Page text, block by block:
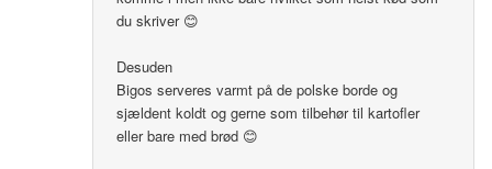
du skriver 😊
Desuden
Bigos serveres varmt på de polske borde og
sjældent koldt og gerne som tilbehør til kartofler
eller bare med brød 😊